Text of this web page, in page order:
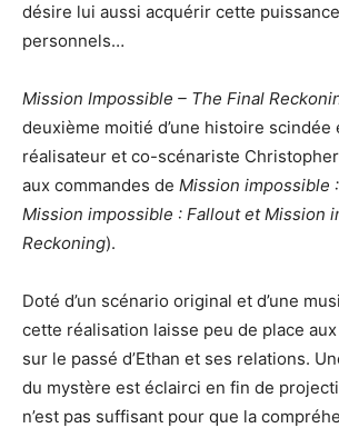
désire lui aussi acquérir cette
personnels…
Mission Impossible – The Final
deuxième moitié d’une histoire scindée
réalisateur et co-scénariste
aux commandes de Mission impossible
Mission impossible : Fallout et Mission
Reckoning).
Doté d’un scénario original et d’une
cette réalisation laisse peu de place aux
sur le passé d’Ethan et ses relations.
du mystère est éclairci en fin de
n’est pas suffisant pour que la